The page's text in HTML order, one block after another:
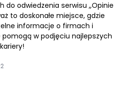
do odwiedzenia serwisu „Opinie
to doskonałe miejsce, gdzie
informacje o firmach i
w podjęciu najlepszych